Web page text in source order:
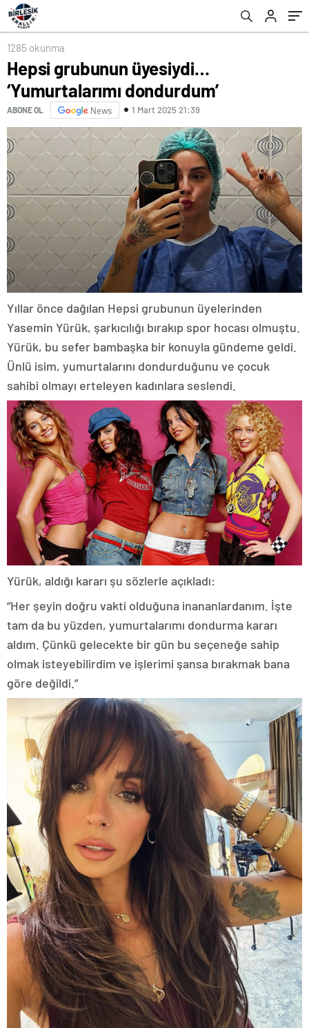
1285 okunma
Hepsi grubunun üyesiydi…
‘Yumurtalarımı dondurdum’
ABONE OL News 1 Mart 2025 21:39
Yıllar önce dağılan Hepsi grubunun üyelerinden
Yasemin Yürük, şarkıcılığı bırakıp spor hocası olmuştu.
Yürük, bu sefer bambaşka bir konuyla gündeme geldi.
Ünlü isim, yumurtalarını dondurduğunu ve çocuk
sahibi olmayı erteleyen kadınlara seslendi.
Yürük, aldığı kararı şu sözlerle açıkladı:
“Her şeyin doğru vakti olduğuna inananlardanım. İşte
tam da bu yüzden, yumurtalarımı dondurma kararı
aldım. Çünkü gelecekte bir gün bu seçeneğe sahip
olmak isteyebilirdim ve işlerimi şansa bırakmak bana
göre değildi.”